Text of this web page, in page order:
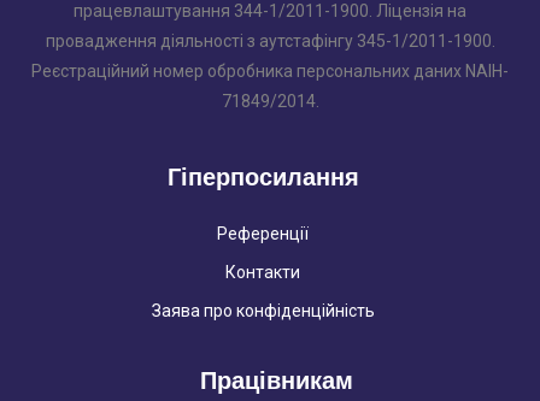
працевлаштування 344-1/2011-1900. Ліцензія на
провадження діяльності з аутстафінгу 345-1/2011-1900.
Реєстраційний номер обробника персональних даних NAIH-
71849/2014.
Гіперпосилання
Референції
Контакти
Заява про конфіденційність
Працівникам